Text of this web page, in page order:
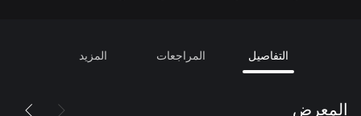
التفاصيل المراجعات المزيد
المعرض